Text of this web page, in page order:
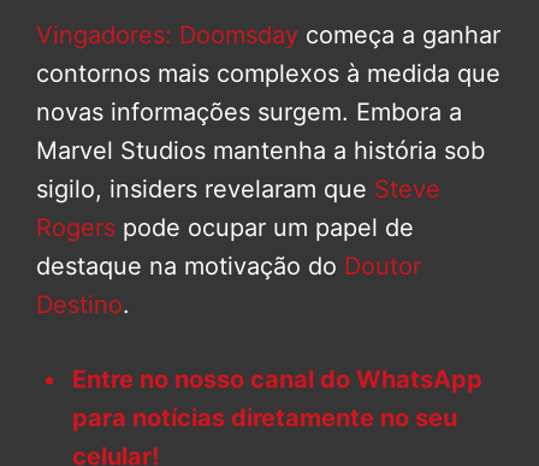
Vingadores: Doomsday começa a ganhar
contornos mais complexos à medida que
novas informações surgem. Embora a
Marvel Studios mantenha a história sob
sigilo, insiders revelaram que Steve
Rogers pode ocupar um papel de
destaque na motivação do Doutor
Destino.
Entre no nosso canal do WhatsApp
para notícias diretamente no seu
celular!